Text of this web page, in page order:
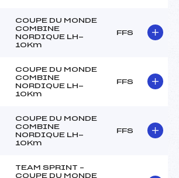
COUPE DU MONDE
COMBINE
NORDIQUE LH-
10Km
FFS
COUPE DU MONDE
COMBINE
NORDIQUE LH-
10Km
FFS
COUPE DU MONDE
COMBINE
NORDIQUE LH-
10Km
FFS
TEAM SPRINT –
COUPE DU MONDE